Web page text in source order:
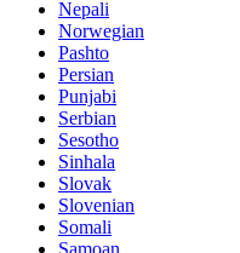
Nepali
Norwegian
Pashto
Persian
Punjabi
Serbian
Sesotho
Sinhala
Slovak
Slovenian
Somali
Samoan